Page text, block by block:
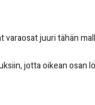
juuri tähän
jotta oikean osan